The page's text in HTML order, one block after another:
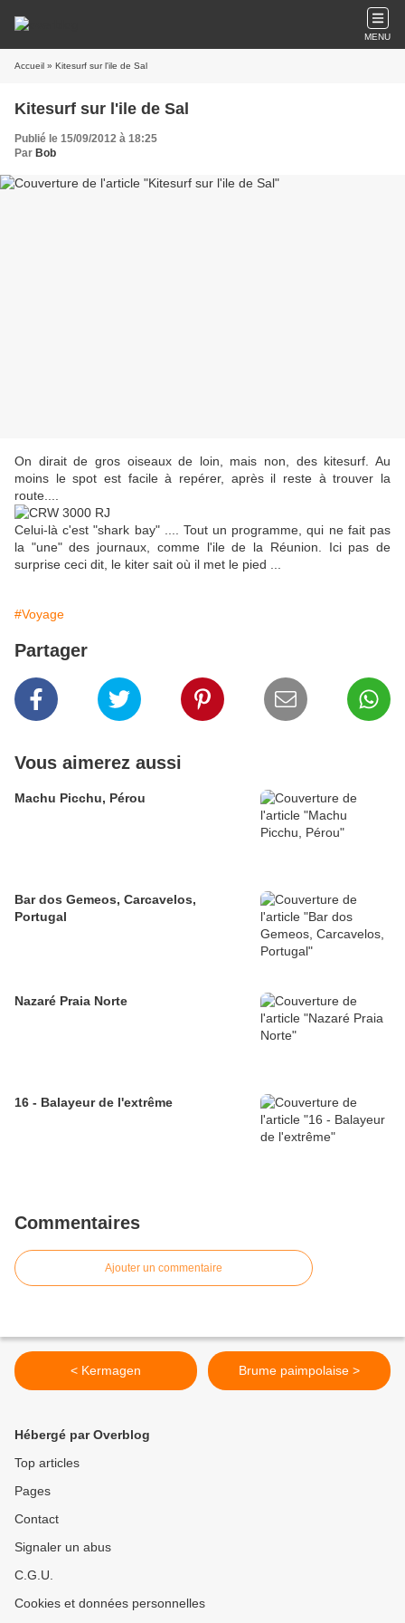
MENU
Accueil » Kitesurf sur l'ile de Sal
Kitesurf sur l'ile de Sal
Publié le 15/09/2012 à 18:25
Par Bob
On dirait de gros oiseaux de loin, mais non, des kitesurf. Au
moins le spot est facile à repérer, après il reste à trouver la
route....
Celui-là c'est "shark bay" .... Tout un programme, qui ne fait pas
la "une" des journaux, comme l'ile de la Réunion. Ici pas de
surprise ceci dit, le kiter sait où il met le pied ...
#Voyage
Partager
Vous aimerez aussi
Machu Picchu, Pérou
Bar dos Gemeos, Carcavelos,
Portugal
Nazaré Praia Norte
16 - Balayeur de l'extrême
Commentaires
Ajouter un commentaire
< Kermagen Brume paimpolaise >
Hébergé par Overblog
Top articles
Pages
Contact
Signaler un abus
C.G.U.
Cookies et données personnelles